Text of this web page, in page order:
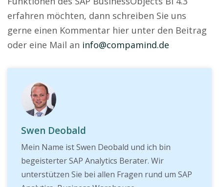
erfahren möchten, dann schreiben Sie uns
gerne einen Kommentar hier unter den Beitrag
oder eine Mail an info@compamind.de
Swen Deobald
Mein Name ist Swen Deobald und ich bin
begeisterter SAP Analytics Berater. Wir
unterstützen Sie bei allen Fragen rund um SAP